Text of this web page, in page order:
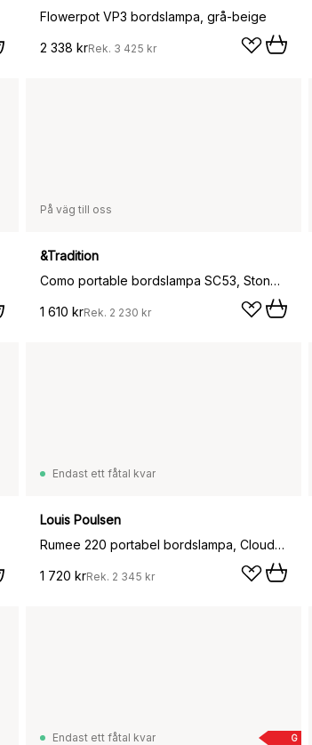
Flowerpot VP3 bordslampa, grå-beige
2 338 krRek. 3 425 kr
På väg till oss
&Tradition
Como portable bordslampa SC53, Stone blue
1 610 krRek. 2 230 kr
Endast ett fåtal kvar
Louis Poulsen
Rumee 220 portabel bordslampa, Cloud White
1 720 krRek. 2 345 kr
G
Endast ett fåtal kvar